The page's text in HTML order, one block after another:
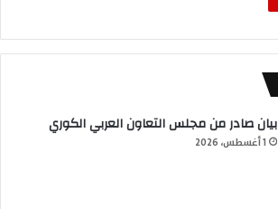
بيان صادر من مجلس التعاون العربي الكوري
1 أغسطس، 2026